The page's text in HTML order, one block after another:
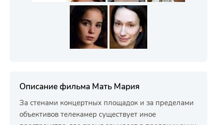
Описание фильма Мать Мария
За стенами концертных площадок и за пределами
объективов телекамер существует иное